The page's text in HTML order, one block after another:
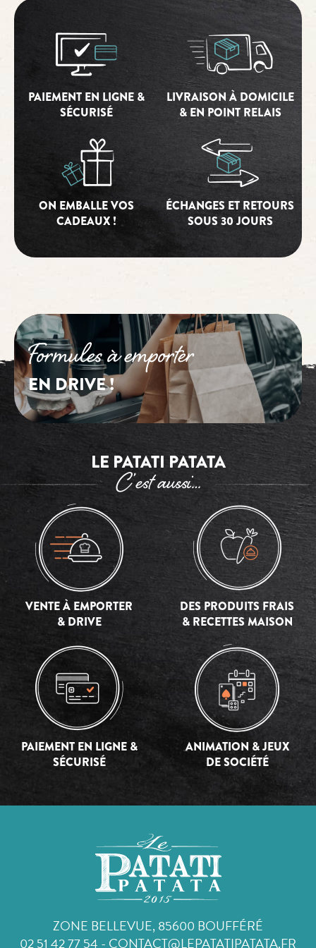
PAIEMENT EN LIGNE &
SÉCURISÉ
LIVRAISON À DOMICILE
& EN POINT RELAIS
ON EMBALLE VOS
CADEAUX !
ÉCHANGES ET RETOURS
SOUS 30 JOURS
Formules à emporter
EN DRIVE !
LE PATATI PATATA
C’est aussi…
VENTE À EMPORTER
& DRIVE
DES PRODUITS FRAIS
& RECETTES MAISON
PAIEMENT EN LIGNE &
SÉCURISÉ
ANIMATION & JEUX
DE SOCIÉTÉ
ZONE BELLEVUE, 85600 BOUFFÉRÉ
02 51 42 77 54 - CONTACT@LEPATATIPATATA.FR